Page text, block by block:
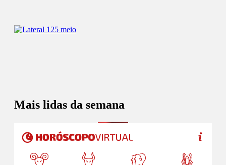
Mais lidas da semana